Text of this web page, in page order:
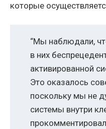
которые
“Мы наблюдали,
в них
активированной
Это оказалось
поскольку мы не
системы внутри